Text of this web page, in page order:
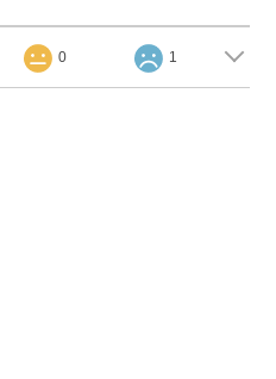
0 1